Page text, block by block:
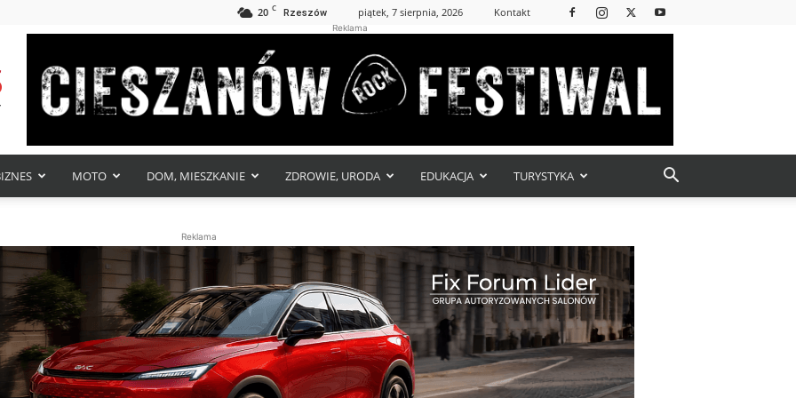
20 C Rzeszów piątek, 7 sierpnia, 2026 Kontakt
Reklama
MOTO DOM, MIESZKANIE ZDROWIE, URODA EDUKACJA TURYSTYKA
Reklama